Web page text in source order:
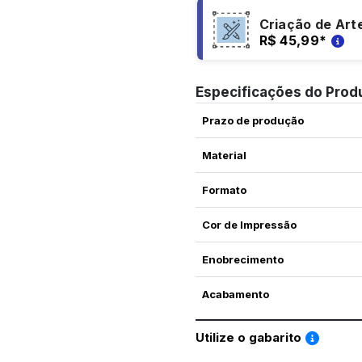
Criação de
R$ 45,99*
Especificações do
Prazo de produção
Material
Formato
Cor de Impressão
Enobrecimento
Acabamento
Utilize o gabarito Saiba